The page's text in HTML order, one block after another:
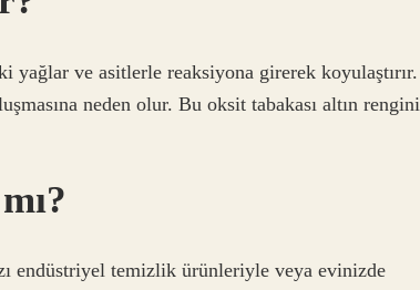
ve asitlerle reaksiyona girerek koyulaştırır.
neden olur. Bu oksit tabakası altın rengini
endüstriyel temizlik ürünleriyle veya evinizde